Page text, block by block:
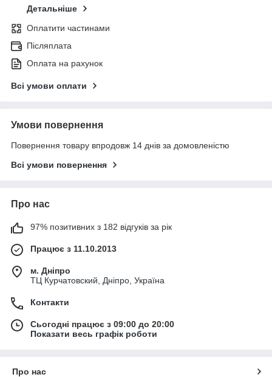
Детальніше
Оплатити частинами
Післяплата
Оплата на рахунок
Всі умови оплати
Умови повернення
Повернення товару впродовж 14 днів за домовленістю
Всі умови повернення
Про нас
97% позитивних з 182 відгуків за рік
Працює з 11.10.2013
м. Дніпро
ТЦ Курчатовский, Дніпро, Україна
Контакти
Сьогодні працює з 09:00 до 20:00
Показати весь графік роботи
Про нас